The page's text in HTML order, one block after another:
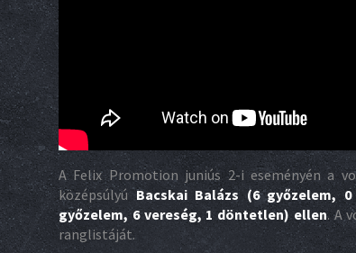
A Felix Promotion juniús 2-i eseményén a
középsúlyúBacskai Balázs (6 győzelem,
győzelem, 6 vereség, 1 döntetlen) ellen. A
ranglistáját.